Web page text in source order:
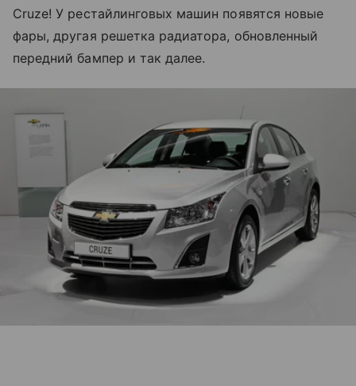
Cruze! У рестайлинговых машин появятся новые
фары, другая решетка радиатора, обновленный
передний бампер и так далее.